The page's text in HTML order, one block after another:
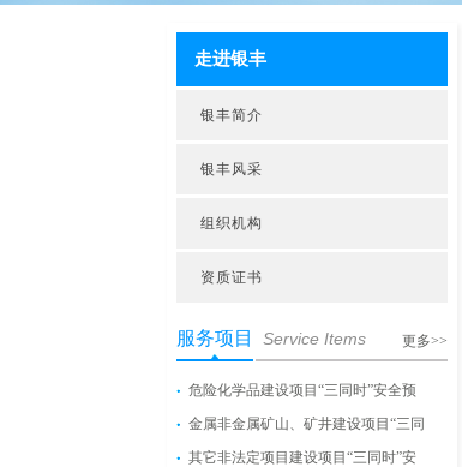
走进银丰
银丰简介
银丰风采
组织机构
资质证书
服务项目 Service Items 更多>>
危险化学品建设项目“三同时”安全预
金属非金属矿山、矿井建设项目“三同
其它非法定项目建设项目“三同时”安